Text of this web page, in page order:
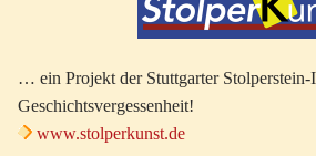
… ein Projekt der Stuttgarter Stolperstein-
Geschichtsvergessenheit!
www.stolperkunst.de